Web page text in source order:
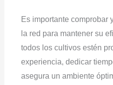
Es importante comprobar
la red para mantener su
todos los cultivos estén
experiencia, dedicar
asegura un ambiente